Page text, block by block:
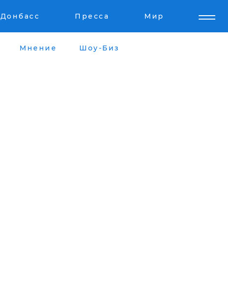
Донбасс Пресса Мир
Мнение Шоу-Биз